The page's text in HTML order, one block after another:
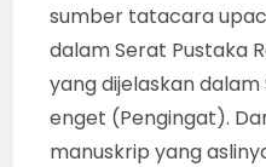
sumber tatacara
dalam Serat Pustaka
yang dijelaskan
enget (Pengingat).
manuskrip yang